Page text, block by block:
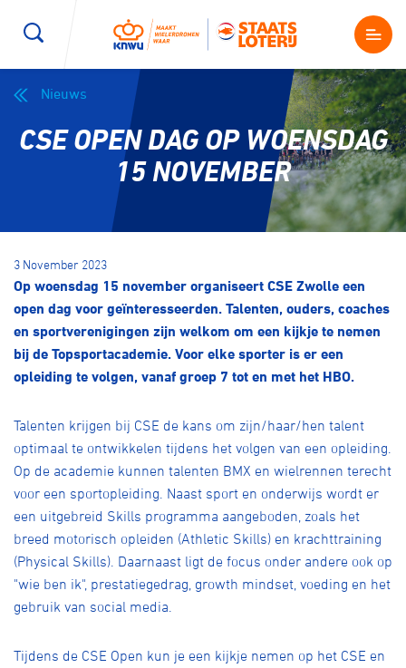
Kenniscentrum
Magazine
Nieuws
Shop
Producten en diensten
Contact
Lid worden
Nieuws
CSE OPEN DAG OP WOENSDAG
15 NOVEMBER
3 November 2023
Op woensdag 15 november organiseert CSE Zwolle een
open dag voor geïnteresseerden. Talenten, ouders, coaches
en sportverenigingen zijn welkom om een kijkje te nemen
bij de Topsportacademie. Voor elke sporter is er een
opleiding te volgen, vanaf groep 7 tot en met het HBO.
Talenten krijgen bij CSE de kans om zijn/haar/hen talent
optimaal te ontwikkelen tijdens het volgen van een opleiding.
Op de academie kunnen talenten BMX en wielrennen terecht
voor een sportopleiding. Naast sport en onderwijs wordt er
een uitgebreid Skills programma aangeboden, zoals het
breed motorisch opleiden (Athletic Skills) en krachttraining
(Physical Skills). Daarnaast ligt de focus onder andere ook op
"wie ben ik", prestatiegedrag, growth mindset, voeding en het
gebruik van social media.
Tijdens de CSE Open kun je een kijkje nemen op het CSE en
Wegwielrennen Mountainbiken
E-Racing
Kunstwielrijden ID-Cycling
Baanwielrennen
BMX freestyle Gravel
Pumptrack Fixed gear